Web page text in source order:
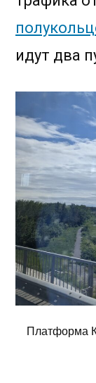
идут два
Платформа